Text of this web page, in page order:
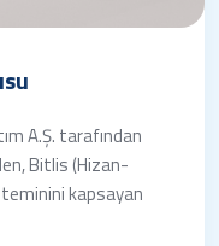
A.Ş. tarafından
Bitlis (Hizan-
teminini kapsayan